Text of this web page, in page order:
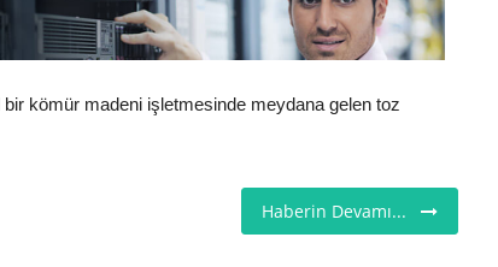
kömür madeni işletmesinde meydana gelen toz
Haberin Devamı...